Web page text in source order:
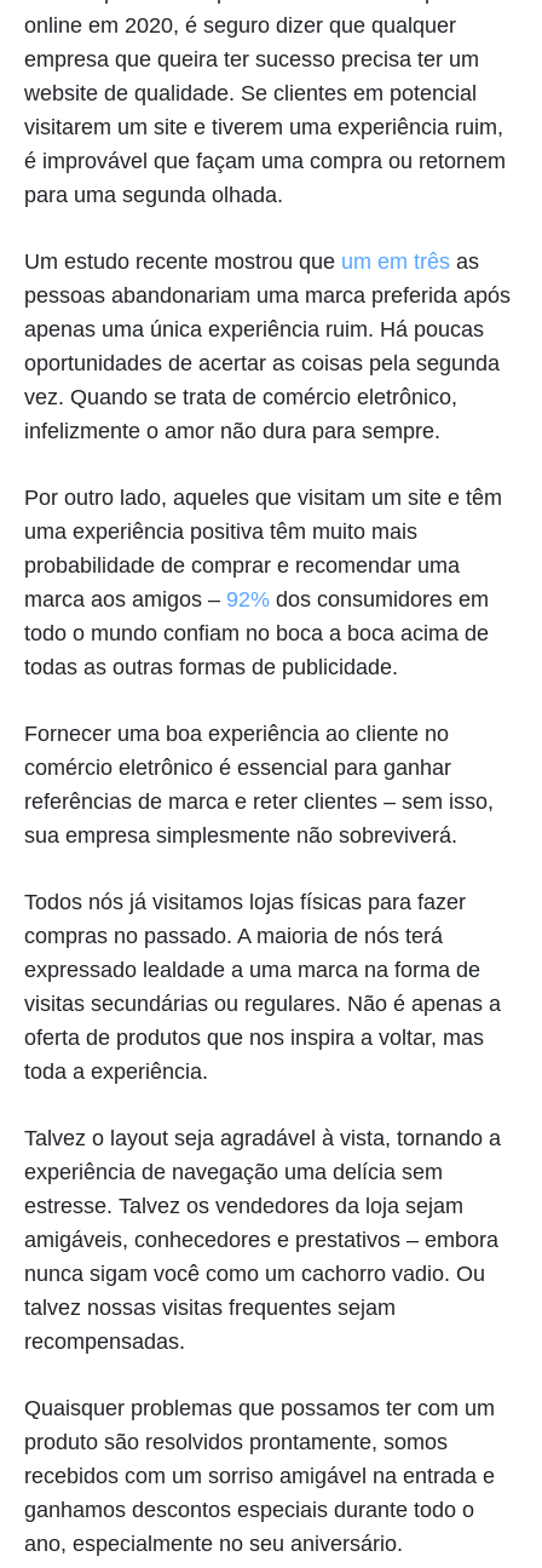
online em 2020, é seguro dizer que qualquer
empresa que queira ter sucesso precisa ter um
website de qualidade. Se clientes em potencial
visitarem um site e tiverem uma experiência ruim,
é improvável que façam uma compra ou retornem
para uma segunda olhada.
Um estudo recente mostrou que um em três as
pessoas abandonariam uma marca preferida após
apenas uma única experiência ruim. Há poucas
oportunidades de acertar as coisas pela segunda
vez. Quando se trata de comércio eletrônico,
infelizmente o amor não dura para sempre.
Por outro lado, aqueles que visitam um site e têm
uma experiência positiva têm muito mais
probabilidade de comprar e recomendar uma
marca aos amigos – 92% dos consumidores em
todo o mundo confiam no boca a boca acima de
todas as outras formas de publicidade.
Fornecer uma boa experiência ao cliente no
comércio eletrônico é essencial para ganhar
referências de marca e reter clientes – sem isso,
sua empresa simplesmente não sobreviverá.
Todos nós já visitamos lojas físicas para fazer
compras no passado. A maioria de nós terá
expressado lealdade a uma marca na forma de
visitas secundárias ou regulares. Não é apenas a
oferta de produtos que nos inspira a voltar, mas
toda a experiência.
Talvez o layout seja agradável à vista, tornando a
experiência de navegação uma delícia sem
estresse. Talvez os vendedores da loja sejam
amigáveis, conhecedores e prestativos – embora
nunca sigam você como um cachorro vadio. Ou
talvez nossas visitas frequentes sejam
recompensadas.
Quaisquer problemas que possamos ter com um
produto são resolvidos prontamente, somos
recebidos com um sorriso amigável na entrada e
ganhamos descontos especiais durante todo o
ano, especialmente no seu aniversário.